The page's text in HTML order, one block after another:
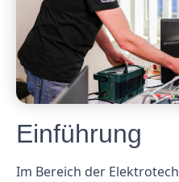
Einführung
Im Bereich der